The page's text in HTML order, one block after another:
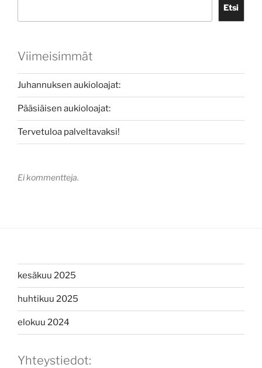
Etsi
Viimeisimmät
Juhannuksen aukioloajat:
Pääsiäisen aukioloajat:
Tervetuloa palveltavaksi!
Ei kommentteja.
kesäkuu 2025
huhtikuu 2025
elokuu 2024
Yhteystiedot: